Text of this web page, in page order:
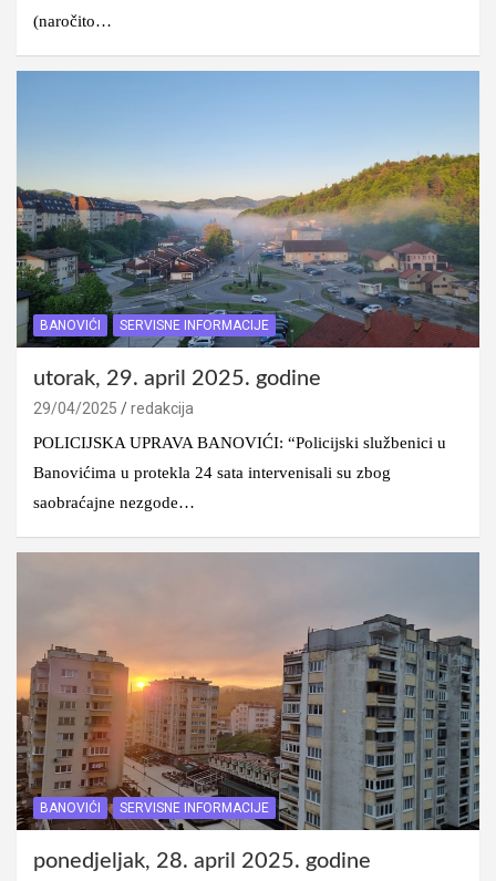
(naročito…
BANOVIĆI SERVISNE INFORMACIJE
utorak, 29. april 2025. godine
29/04/2025
redakcija
POLICIJSKA UPRAVA BANOVIĆI: “Policijski službenici u
Banovićima u protekla 24 sata intervenisali su zbog
saobraćajne nezgode…
BANOVIĆI SERVISNE INFORMACIJE
ponedjeljak, 28. april 2025. godine